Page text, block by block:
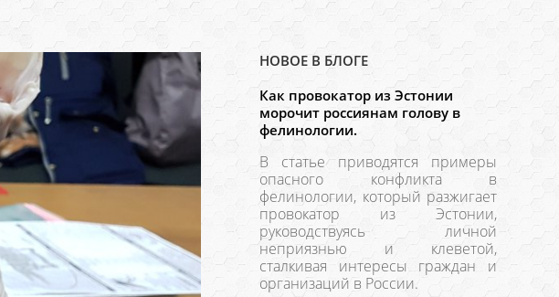
НОВОЕ В БЛОГЕ
Как провокатор из Эстонии
морочит россиянам голову в
фелинологии.
В статье приводятся примеры
опасного конфликта в
фелинологии, который разжигает
провокатор из Эстонии,
руководствуясь личной
неприязнью и клеветой,
сталкивая интересы граждан и
организаций в России.